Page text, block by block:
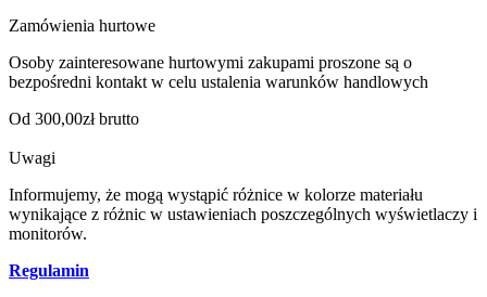
Zamówienia hurtowe
Osoby zainteresowane hurtowymi zakupami proszone są o
bezpośredni kontakt w celu ustalenia warunków handlowych
Od 300,00zł brutto
Uwagi
Informujemy, że mogą wystąpić różnice w kolorze materiału
wynikające z różnic w ustawieniach poszczególnych wyświetlaczy i
monitorów.
Regulamin